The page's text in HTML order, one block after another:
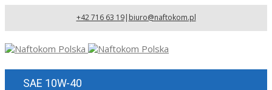
+42 716 63 19| biuro@naftokom.pl
SAE 10W-40